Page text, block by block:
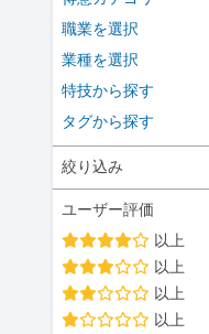
職業を選択
業種を選択
特技から探す
タグから探す
絞り込み
ユーザー評価
以上
以上
以上
以上